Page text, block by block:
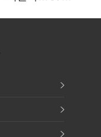
글로벌 확장 가속